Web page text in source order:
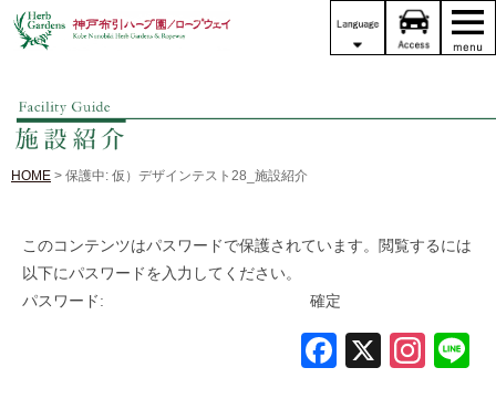
HOME > 保護中: 仮）デザインテスト28_施設紹介
このコンテンツはパスワードで保護されています。閲覧するには
以下にパスワードを入力してください。
パスワード:
Fa X In